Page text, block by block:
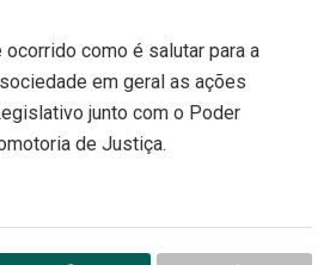
como é salutar para a
em geral as ações
junto com o Poder
de Justiça.